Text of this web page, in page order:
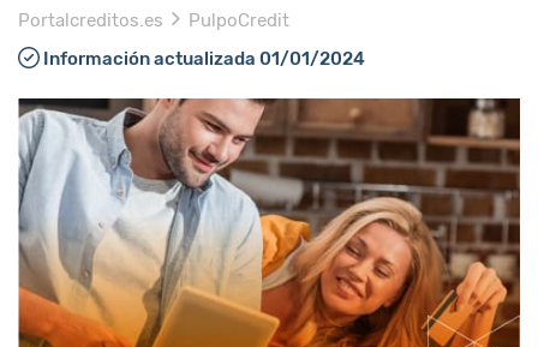
Portalcreditos.es
PulpoCredit
Información actualizada 01/01/2024